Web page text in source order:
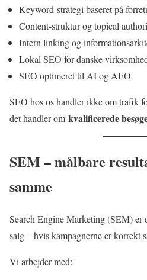
Keyword-strategi baseret på
Content-struktur og topical
Intern linking og
Lokal SEO for danske
SEO optimeret til AI og AEO
SEO hos os handler ikke om trafik
det handler om kvalificerede
SEM – målbare
samme
Search Engine Marketing (SEM) er
salg – hvis kampagnerne er korrekt
Vi arbejder med: